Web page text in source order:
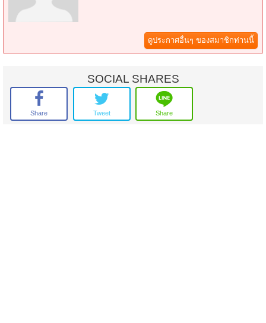
3 ห้องนอน
2 ห้องน้ำ
จอดรถ 2 คัน
เฟอร์นิเจอร์ SB ห้องนอน ห้องนั่งเล่น
หลังคาจอดรถหน้าบ้าน
ดูประกาศอื่นๆ ของสมาชิกท่านนี้
SOCIAL SHARES
Share Tweet Share